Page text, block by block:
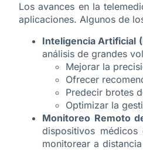
​Los avances en la
aplicaciones. Algunos de
Inteligencia Artificial
análisis de grandes
​Mejorar la
​Ofrecer
​Predecir brotes
​Optimizar la
Monitoreo Remoto
dispositivos
monitorear a